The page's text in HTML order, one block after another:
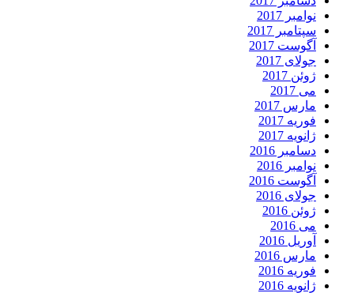
نوامبر 2017
سپتامبر 2017
آگوست 2017
جولای 2017
ژوئن 2017
می 2017
مارس 2017
فوریه 2017
ژانویه 2017
دسامبر 2016
نوامبر 2016
آگوست 2016
جولای 2016
ژوئن 2016
می 2016
آوریل 2016
مارس 2016
فوریه 2016
ژانویه 2016